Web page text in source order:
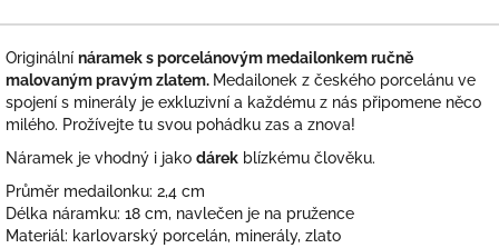
Originální náramek s porcelánovým medailonkem ručně
malovaným pravým zlatem. Medailonek z českého porcelánu ve
spojení s minerály je exkluzivní a každému z nás připomene něco
milého. Prožívejte tu svou pohádku zas a znova!
Náramek je vhodný i jako dárek blízkému člověku.
Průměr medailonku: 2,4 cm
Délka náramku: 18 cm, navlečen je na pružence
Materiál: karlovarský porcelán, minerály, zlato